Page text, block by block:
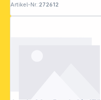
Artikel-Nr.:272612